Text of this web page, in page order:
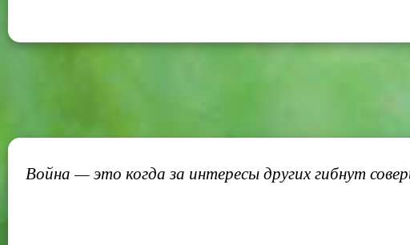
Война — это когда за интересы других гибнут